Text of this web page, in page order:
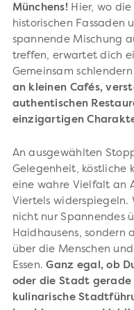
Münchens!Hier, wo die
historischen Fassaden
spannende Mischung
treffen, erwartet dich
Gemeinsam
an kleinen Cafés,
authentischen
einzigartigen
An ausgewählten
Gelegenheit, köstliche
eine wahre Vielfalt an
Viertels widerspiegeln.
nicht nur Spannendes
Haidhausens, sondern
über die Menschen
Essen.Ganz egal, ob
oder die Stadt
kulinarische